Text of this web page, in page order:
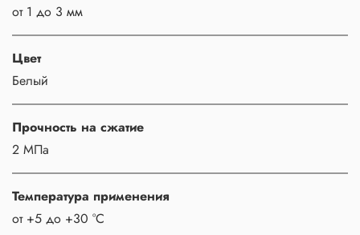
от 1 до 3 мм
Цвет
Белый
Прочность на сжатие
2 МПа
Температура применения
от +5 до +30 °С